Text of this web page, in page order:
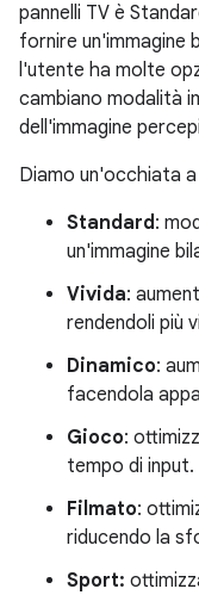
pannelli TV è
fornire un'immagine
l'utente ha molte
cambiano modalità
dell'immagine
Diamo un'occhiata
Standard:
un'immagine
Vivida:
rendendoli più
Dinamico:
facendola
Gioco:
tempo di input.
Filmato:
riducendo la
Sport: